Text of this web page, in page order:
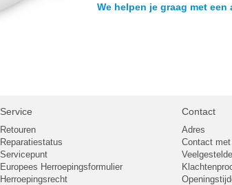
We helpen je graag met
Service
Retouren
Reparatiestatus
Servicepunt
Europees Herroepingsformulier
Herroepingsrecht
Contact
Adres
Contact